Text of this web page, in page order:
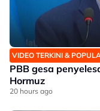
VIDEO TERKINI &
PBB gesa
Hormuz
20 hours ago